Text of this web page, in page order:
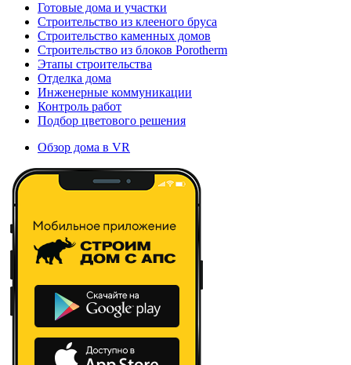
Готовые дома и участки
Строительство из клееного бруса
Строительство каменных домов
Строительство из блоков Porotherm
Этапы строительства
Отделка дома
Инженерные коммуникации
Контроль работ
Подбор цветового решения
Обзор дома в VR